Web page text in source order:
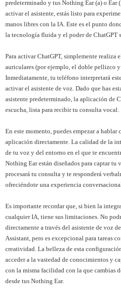
predeterminado y tus Nothing Ear (a) o Ear
activar el asistente, estás listo para
manos libres con la IA. Este es el punto
la tecnología fluida y el poder de ChatGPT
Para activar ChatGPT, simplemente realiza
auriculares (por ejemplo, el doble pellizco
Inmediatamente, tu teléfono interpretará
activar el asistente de voz. Dado que has
asistente predeterminado, la aplicación de
escucha, lista para recibir tu consulta vocal.
En este momento, puedes empezar a
aplicación directamente. La calidad de la
de tu voz y del entorno en el que te
Nothing Ear están diseñados para captar tu
procesará tu consulta y te responderá
ofreciéndote una experiencia
Es importante recordar que, si bien la
cualquier IA, tiene sus limitaciones. No
directamente a través del asistente de voz
Assistant, pero es excepcional para tareas
creatividad. La belleza de esta
acceder a la vastedad de conocimientos y
con la misma facilidad con la que cambias
desde tus Nothing Ear.